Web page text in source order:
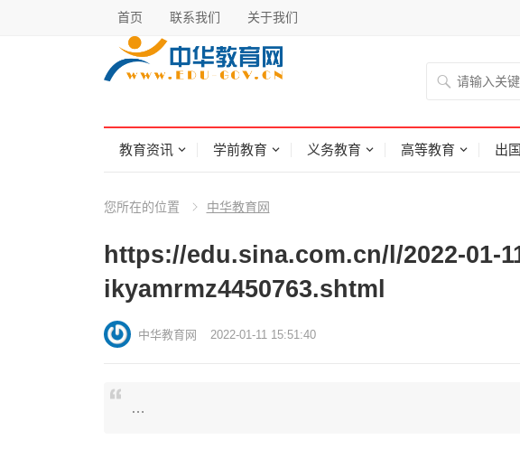
首页 联系我们 关于我们
教育资讯 学前教育 义务教育 高等教育 出
您所在的位置 中华教育网
https://edu.sina.com.cn/l/2022-01-
ikyamrmz4450763.shtml
中华教育网 2022-01-11 15:51:40
…